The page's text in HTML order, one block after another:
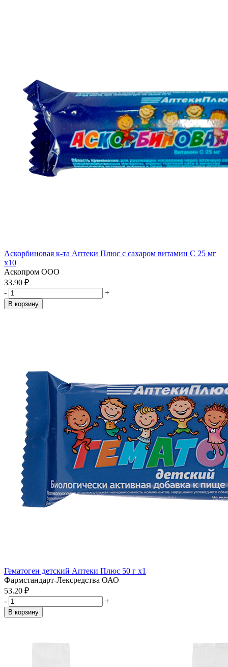
Аскорбиновая к-та Аптеки Плюс с сахаром витамин С 25 мг
x10
Аскопром ООО
33.90 ₽
-
+
В корзину
Гематоген детский Аптеки Плюс 50 г x1
Фармстандарт-Лексредства ОАО
53.20 ₽
-
+
В корзину